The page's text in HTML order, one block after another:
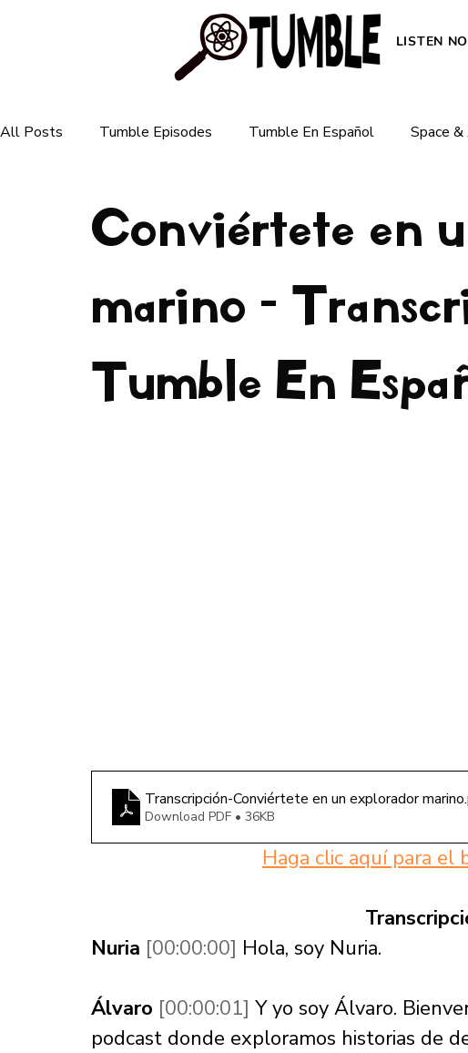
LISTEN
All Posts Tumble Episodes Tumble En Español Space
Plants & Ecosystems
Conviértete en
marino -
Tumble En
Transcripción-Conviértete en un explorador marino
Download PDF • 36KB
Haga clic aquí para el
Nuria [00:00:00] Hola, soy Nuria.
Álvaro [00:00:01] Y yo soy Álvaro.
podcast donde exploramos historias de